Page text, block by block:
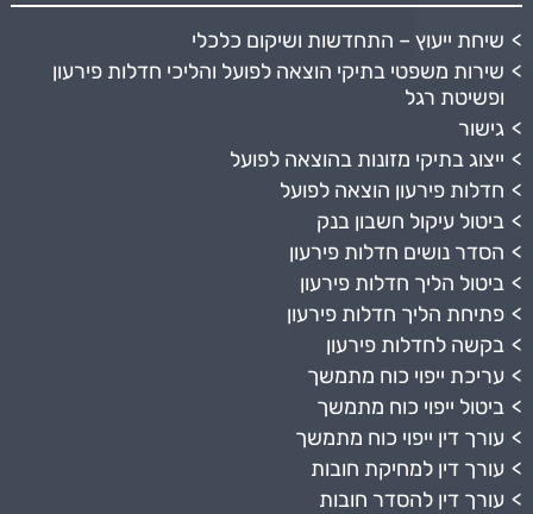
שיחת ייעוץ – התחדשות ושיקום כלכלי
שירות משפטי בתיקי הוצאה לפועל והליכי חדלות פירעון
ופשיטת רגל
גישור
ייצוג בתיקי מזונות בהוצאה לפועל
חדלות פירעון הוצאה לפועל
ביטול עיקול חשבון בנק
הסדר נושים חדלות פירעון
ביטול הליך חדלות פירעון
פתיחת הליך חדלות פירעון
בקשה לחדלות פירעון
עריכת ייפוי כוח מתמשך
ביטול ייפוי כוח מתמשך
עורך דין ייפוי כוח מתמשך
עורך דין למחיקת חובות
עורך דין להסדר חובות